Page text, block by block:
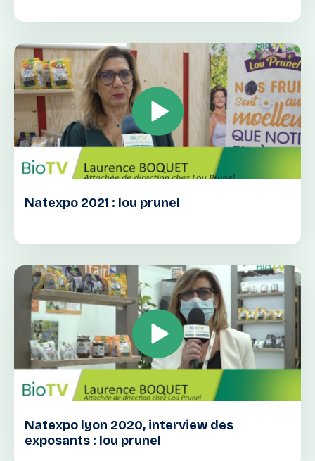
Natexpo 2021 : lou prunel
Natexpo lyon 2020, interview des
exposants : lou prunel